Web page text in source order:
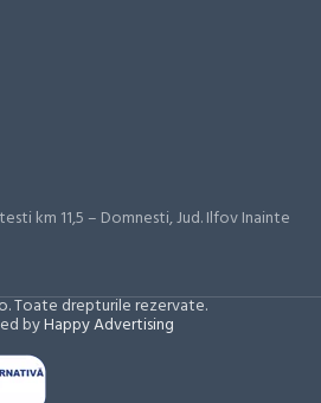
km 11,5 – Domnesti, Jud. Ilfov Inainte
Toate drepturile rezervate.
byHappy Advertising